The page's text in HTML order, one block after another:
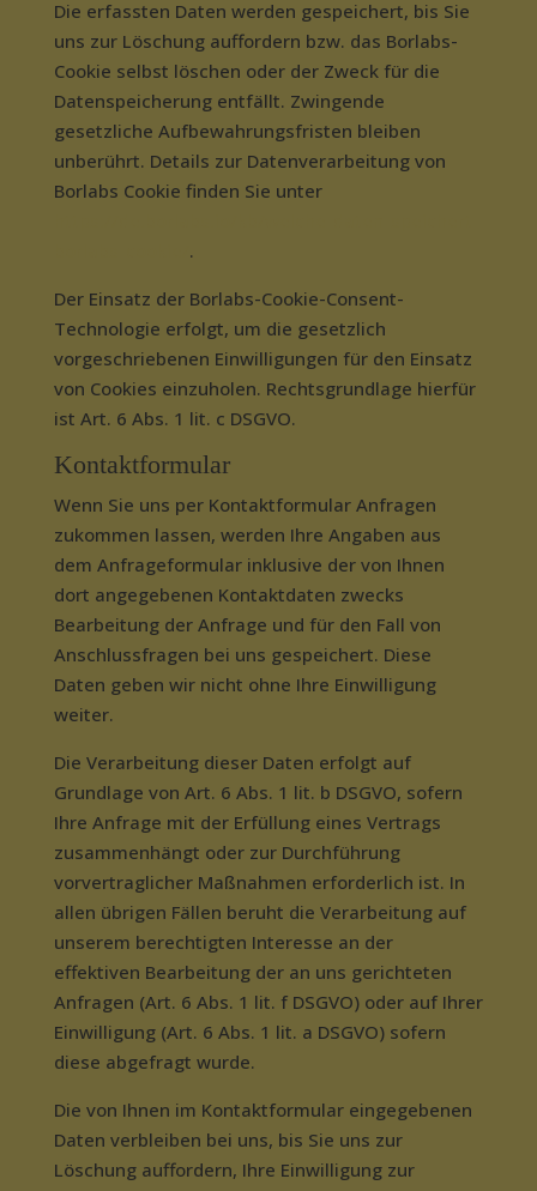
Die erfassten Daten werden gespeichert, bis Sie
uns zur Löschung auffordern bzw. das Borlabs-
Cookie selbst löschen oder der Zweck für die
Datenspeicherung entfällt. Zwingende
gesetzliche Aufbewahrungsfristen bleiben
unberührt. Details zur Datenverarbeitung von
Borlabs Cookie finden Sie unter
.
Der Einsatz der Borlabs-Cookie-Consent-
Technologie erfolgt, um die gesetzlich
vorgeschriebenen Einwilligungen für den Einsatz
von Cookies einzuholen. Rechtsgrundlage hierfür
ist Art. 6 Abs. 1 lit. c DSGVO.
Kontaktformular
Wenn Sie uns per Kontaktformular Anfragen
zukommen lassen, werden Ihre Angaben aus
dem Anfrageformular inklusive der von Ihnen
dort angegebenen Kontaktdaten zwecks
Bearbeitung der Anfrage und für den Fall von
Anschlussfragen bei uns gespeichert. Diese
Daten geben wir nicht ohne Ihre Einwilligung
weiter.
Die Verarbeitung dieser Daten erfolgt auf
Grundlage von Art. 6 Abs. 1 lit. b DSGVO, sofern
Ihre Anfrage mit der Erfüllung eines Vertrags
zusammenhängt oder zur Durchführung
vorvertraglicher Maßnahmen erforderlich ist. In
allen übrigen Fällen beruht die Verarbeitung auf
unserem berechtigten Interesse an der
effektiven Bearbeitung der an uns gerichteten
Anfragen (Art. 6 Abs. 1 lit. f DSGVO) oder auf Ihrer
Einwilligung (Art. 6 Abs. 1 lit. a DSGVO) sofern
diese abgefragt wurde.
Die von Ihnen im Kontaktformular eingegebenen
Daten verbleiben bei uns, bis Sie uns zur
Löschung auffordern, Ihre Einwilligung zur